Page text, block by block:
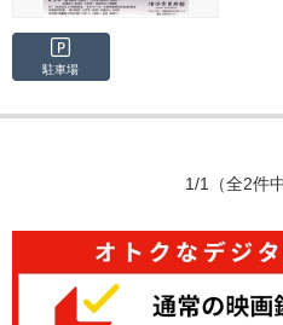
駐車場
1/1 （全2件